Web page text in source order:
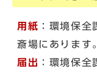
用紙 ：環境保
斎場にあります
届出 ：環境保